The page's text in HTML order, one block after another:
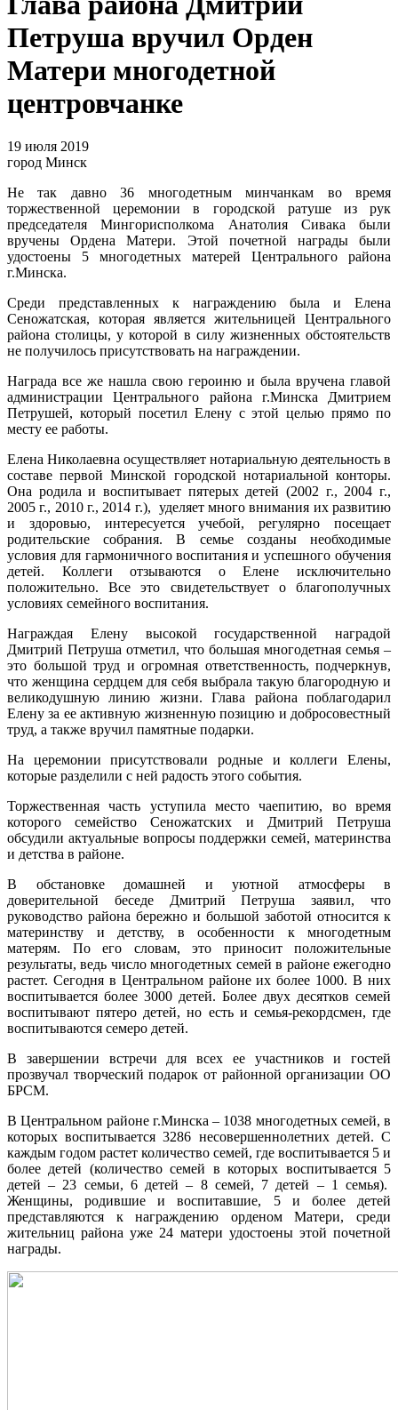
Петруша вручил Орден
Матери многодетной
центровчанке
19 июля 2019
город Минск
Не так давно 36 многодетным минчанкам во время
торжественной церемонии в городской ратуше из рук
председателя Мингорисполкома Анатолия Сивака были
вручены Ордена Матери. Этой почетной награды были
удостоены 5 многодетных матерей Центрального района
г.Минска.
Среди представленных к награждению была и Елена
Сеножатская, которая является жительницей Центрального
района столицы, у которой в силу жизненных обстоятельств
не получилось присутствовать на награждении.
Награда все же нашла свою героиню и была вручена главой
администрации Центрального района г.Минска Дмитрием
Петрушей, который посетил Елену с этой целью прямо по
месту ее работы.
Елена Николаевна осуществляет нотариальную деятельность в
составе первой Минской городской нотариальной конторы.
Она родила и воспитывает пятерых детей (2002 г., 2004 г.,
2005 г., 2010 г., 2014 г.), уделяет много внимания их развитию
и здоровью, интересуется учебой, регулярно посещает
родительские собрания. В семье созданы необходимые
условия для гармоничного воспитания и успешного обучения
детей. Коллеги отзываются о Елене исключительно
положительно. Все это свидетельствует о благополучных
условиях семейного воспитания.
Награждая Елену высокой государственной наградой
Дмитрий Петруша отметил, что большая многодетная семья –
это большой труд и огромная ответственность, подчеркнув,
что женщина сердцем для себя выбрала такую благородную и
великодушную линию жизни. Глава района поблагодарил
Елену за ее активную жизненную позицию и добросовестный
труд, а также вручил памятные подарки.
На церемонии присутствовали родные и коллеги Елены,
которые разделили с ней радость этого события.
Торжественная часть уступила место чаепитию, во время
которого семейство Сеножатских и Дмитрий Петруша
обсудили актуальные вопросы поддержки семей, материнства
и детства в районе.
В обстановке домашней и уютной атмосферы в
доверительной беседе Дмитрий Петруша заявил, что
руководство района бережно и большой заботой относится к
материнству и детству, в особенности к многодетным
матерям. По его словам, это приносит положительные
результаты, ведь число многодетных семей в районе ежегодно
растет. Сегодня в Центральном районе их более 1000. В них
воспитывается более 3000 детей. Более двух десятков семей
воспитывают пятеро детей, но есть и семья-рекордсмен, где
воспитываются семеро детей.
В завершении встречи для всех ее участников и гостей
прозвучал творческий подарок от районной организации ОО
БРСМ.
В Центральном районе г.Минска – 1038 многодетных семей, в
которых воспитывается 3286 несовершеннолетних детей. С
каждым годом растет количество семей, где воспитывается 5 и
более детей (количество семей в которых воспитывается 5
детей – 23 семьи, 6 детей – 8 семей, 7 детей – 1 семья).
Женщины, родившие и воспитавшие, 5 и более детей
представляются к награждению орденом Матери, среди
жительниц района уже 24 матери удостоены этой почетной
награды.